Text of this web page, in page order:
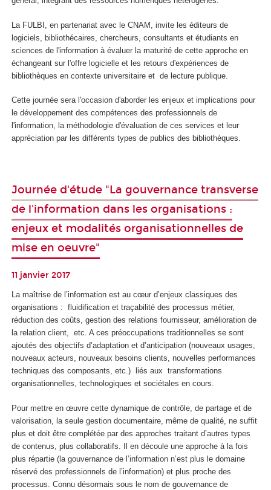
La FULBI, en partenariat avec le CNAM, invite les éditeurs de
logiciels, bibliothécaires, chercheurs, consultants et étudiants en
sciences de l'information à évaluer la maturité de cette approche en
échangeant sur l'offre logicielle et les retours d'expériences de
bibliothèques en contexte universitaire et de lecture publique.
Cette journée sera l'occasion d'aborder les enjeux et implications pour
le développement des compétences des professionnels de
l'information, la méthodologie d'évaluation de ces services et leur
appréciation par les différents types de publics des bibliothèques.
Journée d'étude "La gouvernance transverse
de l'information dans les organisations :
enjeux et modalités organisationnelles de
mise en oeuvre"
11 janvier 2017
La maîtrise de l’information est au cœur d’enjeux classiques des
organisations : fluidification et traçabilité des processus métier,
réduction des coûts, gestion des relations fournisseur, amélioration de
la relation client, etc. A ces préoccupations traditionnelles se sont
ajoutés des objectifs d’adaptation et d’anticipation (nouveaux usages,
nouveaux acteurs, nouveaux besoins clients, nouvelles performances
techniques des composants, etc.) liés aux transformations
organisationnelles, technologiques et sociétales en cours.
Pour mettre en œuvre cette dynamique de contrôle, de partage et de
valorisation, la seule gestion documentaire, même de qualité, ne suffit
plus et doit être complétée par des approches traitant d’autres types
de contenus, plus collaboratifs. Il en découle une approche à la fois
plus répartie (la gouvernance de l’information n’est plus le domaine
réservé des professionnels de l’information) et plus proche des
processus. Connu désormais sous le nom de gouvernance de